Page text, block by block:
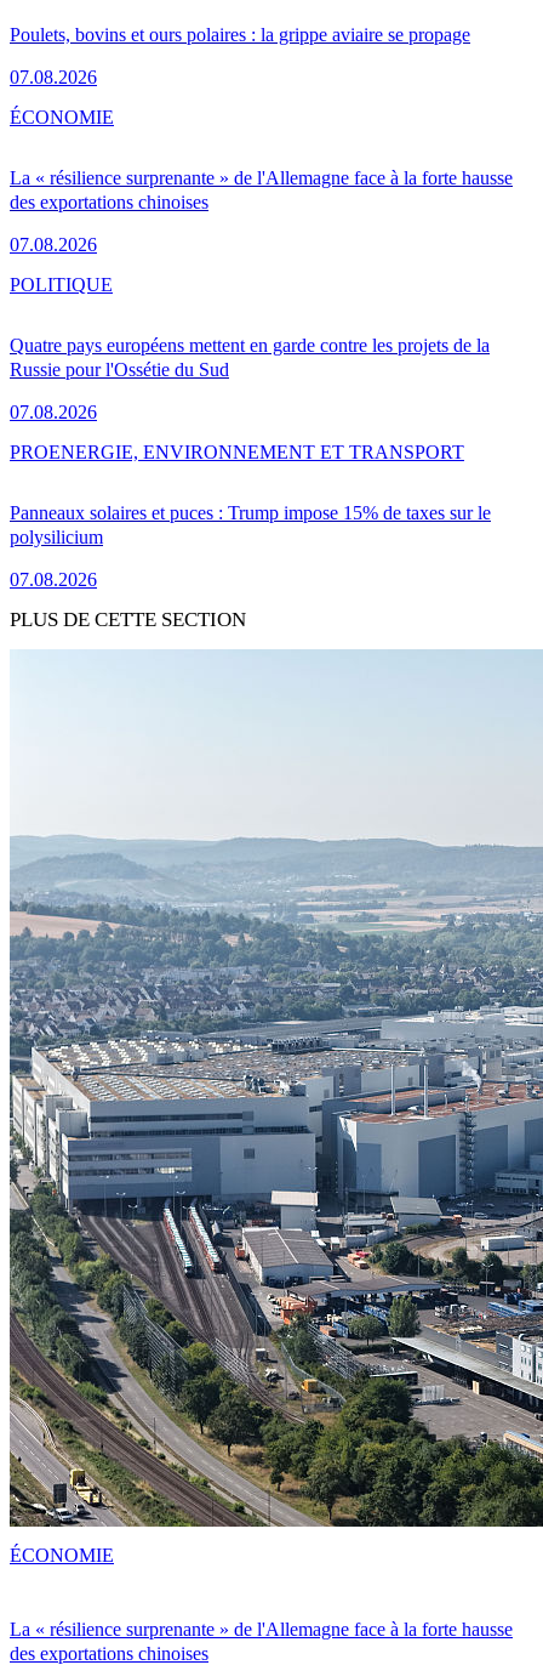
Poulets, bovins et ours polaires : la grippe aviaire se propage
07.08.2026
La « résilience surprenante » de l'Allemagne face à la forte hausse
des exportations chinoises
07.08.2026
ÉCONOMIE
Quatre pays européens mettent en garde contre les projets de la
Russie pour l'Ossétie du Sud
07.08.2026
POLITIQUE
Panneaux solaires et puces : Trump impose 15% de taxes sur le
polysilicium
07.08.2026
PROENERGIE, ENVIRONNEMENT ET TRANSPORT
PLUS DE CETTE SECTION
La « résilience surprenante » de l'Allemagne face à la forte hausse
des exportations chinoises
ÉCONOMIE